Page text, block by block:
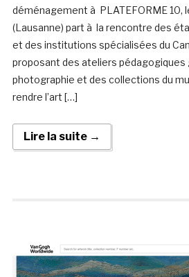
déménagement à PLATEFORME 10,
(Lausanne) part à la rencontre des
et des institutions spécialisées du
proposant des ateliers pédagogiques
photographie et des collections du
rendre l’art […]
Lire la suite →